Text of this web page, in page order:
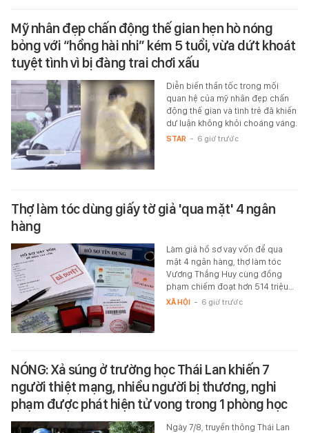
Mỹ nhân đẹp chấn động thế gian hẹn hò nóng
bỏng với “hồng hài nhi” kém 5 tuổi, vừa dứt khoát
tuyệt tình vì bị đàng trai chơi xấu
Diễn biến thần tốc trong mối
quan hệ của mỹ nhân đẹp chấn
động thế gian và tình trẻ đã khiến
dư luận không khỏi choáng váng.
STAR - 6 giờ trước
Thợ làm tóc dùng giấy tờ giả 'qua mặt' 4 ngân
hàng
Làm giả hồ sơ vay vốn để qua
mặt 4 ngân hàng, thợ làm tóc
Vương Thắng Huy cùng đồng
phạm chiếm đoạt hơn 514 triệu…
XÃ HỘI - 6 giờ trước
NÓNG: Xả súng ở trường học Thái Lan khiến 7
người thiệt mạng, nhiều người bị thương, nghi
phạm được phát hiện tử vong trong 1 phòng học
Ngày 7/8, truyền thông Thái Lan